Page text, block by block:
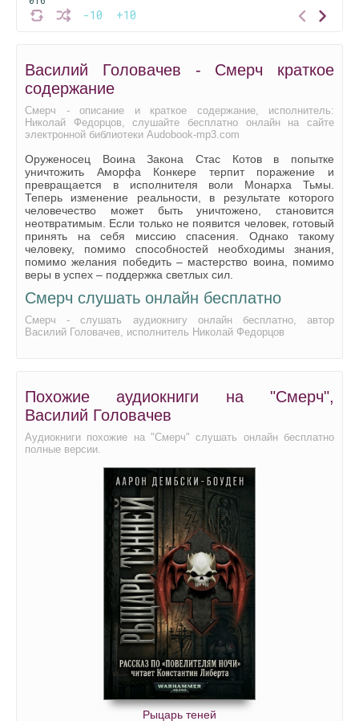
-10 +10
017
019
021
022
023
024
025
026
027
029
032
Василий Головачев - Смерч краткое
содержание
Смерч - описание и краткое содержание, исполнитель:
Николай Федорцов, слушайте бесплатно онлайн на сайте
электронной библиотеки Audobook-mp3.com
Оруженосец Воина Закона Стас Котов в попытке
уничтожить Аморфа Конкере терпит поражение и
превращается в исполнителя воли Монарха Тьмы.
Теперь изменение реальности, в результате которого
человечество может быть уничтожено, становится
неотвратимым. Если только не появится человек, готовый
принять на себя миссию спасения. Однако такому
человеку, помимо способностей необходимы знания,
помимо желания победить – мастерство воина, помимо
веры в успех – поддержка светлых сил.
Смерч слушать онлайн бесплатно
Смерч - слушать аудиокнигу онлайн бесплатно, автор
Василий Головачев, исполнитель Николай Федорцов
Похожие аудиокниги на "Смерч",
Василий Головачев
Аудиокниги похожие на "Смерч" слушать онлайн бесплатно
полные версии.
Рыцарь теней